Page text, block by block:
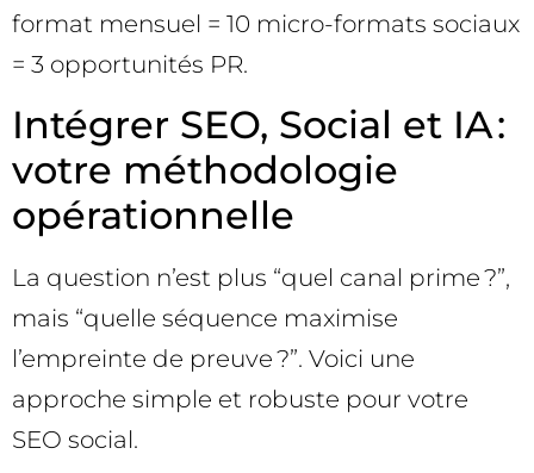
format mensuel = 10 micro-formats sociaux
= 3 opportunités PR.
Intégrer SEO, Social et IA :
votre méthodologie
opérationnelle
La question n’est plus “quel canal prime ?”,
mais “quelle séquence maximise
l’empreinte de preuve ?”. Voici une
approche simple et robuste pour votre
SEO social.